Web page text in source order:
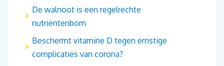
De walnoot is een regelrechte
nutriëntenbom
Beschermt vitamine D tegen ernstige
complicaties van corona?